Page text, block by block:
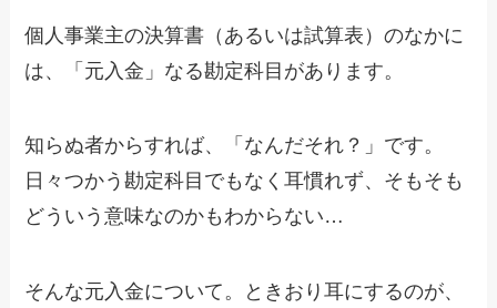
個人事業主の決算書（あるいは試算表）のなかに
は、「元入金」なる勘定科目があります。
知らぬ者からすれば、「なんだそれ？」です。
日々つかう勘定科目でもなく耳慣れず、そもそも
どういう意味なのかもわからない…
そんな元入金について。ときおり耳にするのが、